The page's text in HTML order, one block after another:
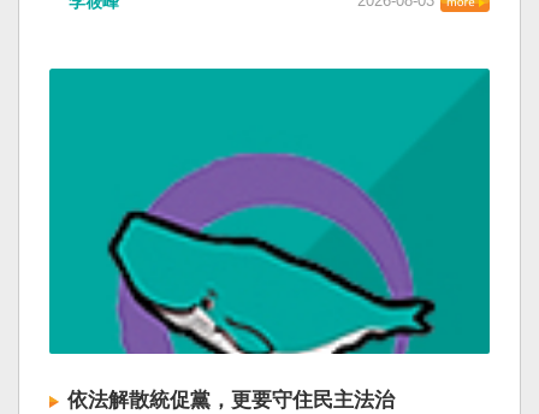
依法解散統促黨，更要守住民主法治